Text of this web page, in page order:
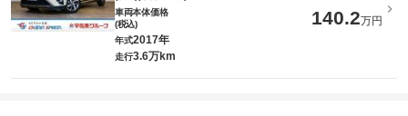
車両本体価格
(税込)
140.2万円
年式2017年
走行3.6万km